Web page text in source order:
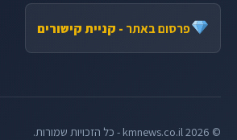
פרסום באתר - קניית קישורים
© 2026 kmnews.co.il - כל הזכויות שמורות.